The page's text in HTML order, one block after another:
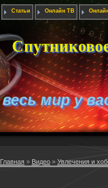
Статьи Онлайн ТВ
весь мир у
Главная » Видео » Увлечения и